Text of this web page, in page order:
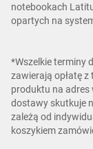
notebookach
opartych na
*Wszelkie terminy
zawierają opłatę
produktu na adres
dostawy skutkuje
zależą od
koszykiem